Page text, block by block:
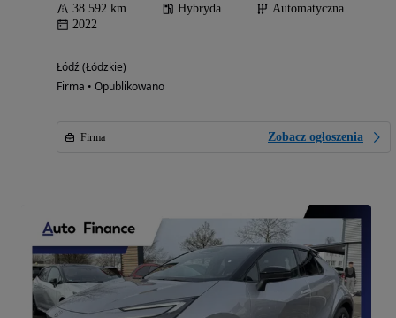
38 592 km Hybryda
Automatyczna
2022
Łódź (Łódzkie)
Firma • Opublikowano
Firma Zobacz ogłoszenia